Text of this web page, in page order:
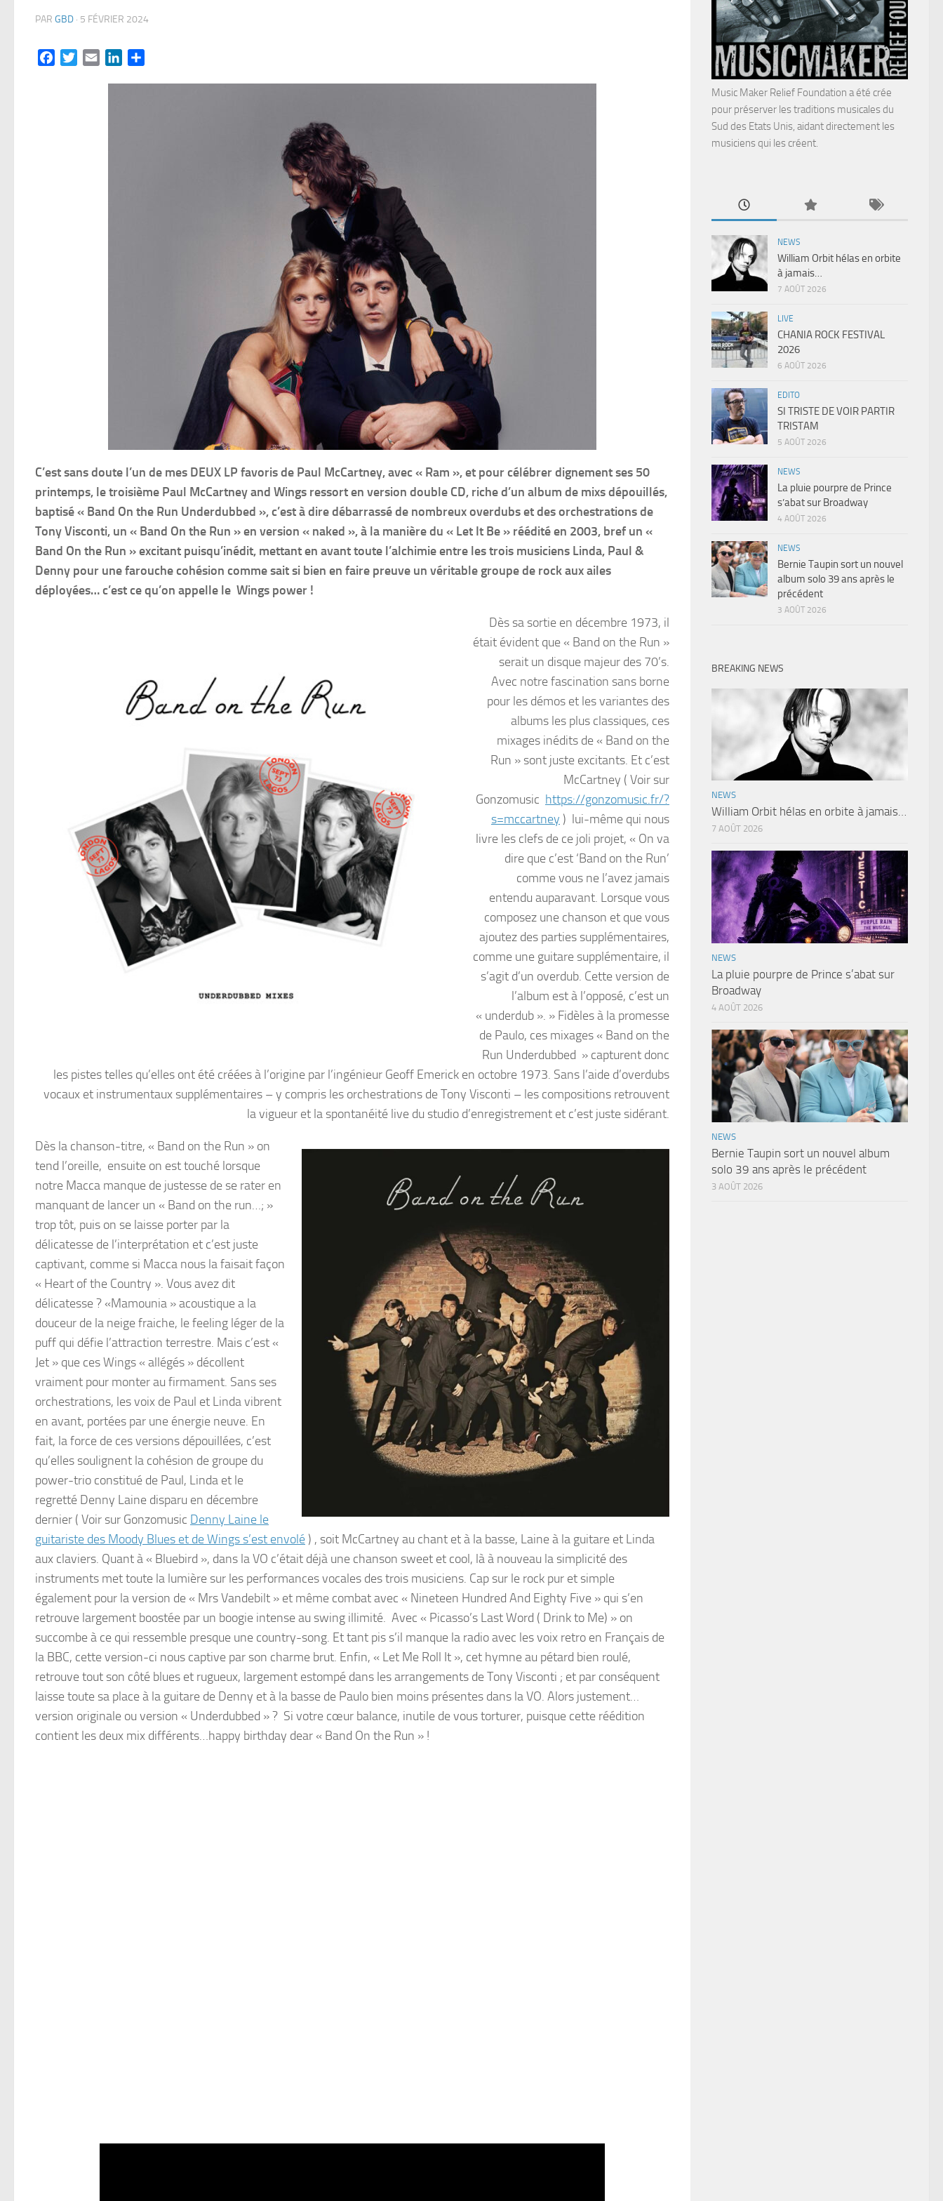
PAR GBD · 5 FÉVRIER 2024
FacebookTwitterEmail LinkedIn
C’est sans doute l’un de mes DEUX LP favoris de Paul McCartney, avec « Ram », et pour célébrer dignement ses 50
printemps, le troisième Paul McCartney and Wings ressort en version double CD, riche d’un album de mixs dépouillés,
baptisé « Band On the Run Underdubbed », c’est à dire débarrassé de nombreux overdubs et des orchestrations de
Tony Visconti, un « Band On the Run » en version « naked », à la manière du « Let It Be » réédité en 2003, bref un «
Band On the Run » excitant puisqu’inédit, mettant en avant toute l’alchimie entre les trois musiciens Linda, Paul &
Denny pour une farouche cohésion comme sait si bien en faire preuve un véritable groupe de rock aux ailes
déployées… c’est ce qu’on appelle le Wings power !
Dès sa sortie en décembre 1973, il
était évident que « Band on the Run »
serait un disque majeur des 70’s.
Avec notre fascination sans borne
pour les démos et les variantes des
albums les plus classiques, ces
mixages inédits de « Band on the
Run » sont juste excitants. Et c’est
McCartney ( Voir sur
Gonzomusic https://gonzomusic.fr/?
s=mccartney ) lui-même qui nous
livre les clefs de ce joli projet, « On va
dire que c’est ‘Band on the Run’
comme vous ne l’avez jamais
entendu auparavant. Lorsque vous
composez une chanson et que vous
ajoutez des parties supplémentaires,
comme une guitare supplémentaire, il
s’agit d’un overdub. Cette version de
l’album est à l’opposé, c’est un
« underdub ». » Fidèles à la promesse
de Paulo, ces mixages « Band on the
Run Underdubbed » capturent donc
les pistes telles qu’elles ont été créées à l’origine par l’ingénieur Geoff Emerick en octobre 1973. Sans l’aide d’overdubs
vocaux et instrumentaux supplémentaires – y compris les orchestrations de Tony Visconti – les compositions retrouvent
la vigueur et la spontanéité live du studio d’enregistrement et c’est juste sidérant.
Dès la chanson-titre, « Band on the Run » on
tend l’oreille, ensuite on est touché lorsque
notre Macca manque de justesse de se rater en
manquant de lancer un « Band on the run…; »
trop tôt, puis on se laisse porter par la
délicatesse de l’interprétation et c’est juste
captivant, comme si Macca nous la faisait façon
« Heart of the Country ». Vous avez dit
délicatesse ? «Mamounia » acoustique a la
douceur de la neige fraiche, le feeling léger de la
puff qui défie l’attraction terrestre. Mais c’est «
Jet » que ces Wings « allégés » décollent
vraiment pour monter au firmament. Sans ses
orchestrations, les voix de Paul et Linda vibrent
en avant, portées par une énergie neuve. En
fait, la force de ces versions dépouillées, c’est
qu’elles soulignent la cohésion de groupe du
power-trio constitué de Paul, Linda et le
regretté Denny Laine disparu en décembre
dernier ( Voir sur Gonzomusic Denny Laine le
guitariste des Moody Blues et de Wings s’est envolé ) , soit McCartney au chant et à la basse, Laine à la guitare et Linda
aux claviers. Quant à « Bluebird », dans la VO c’était déjà une chanson sweet et cool, là à nouveau la simplicité des
instruments met toute la lumière sur les performances vocales des trois musiciens. Cap sur le rock pur et simple
également pour la version de « Mrs Vandebilt » et même combat avec « Nineteen Hundred And Eighty Five » qui s’en
retrouve largement boostée par un boogie intense au swing illimité. Avec « Picasso’s Last Word ( Drink to Me) » on
succombe à ce qui ressemble presque une country-song. Et tant pis s’il manque la radio avec les voix retro en Français de
la BBC, cette version-ci nous captive par son charme brut. Enfin, « Let Me Roll It », cet hymne au pétard bien roulé,
retrouve tout son côté blues et rugueux, largement estompé dans les arrangements de Tony Visconti ; et par conséquent
laisse toute sa place à la guitare de Denny et à la basse de Paulo bien moins présentes dans la VO. Alors justement…
version originale ou version « Underdubbed » ? Si votre cœur balance, inutile de vous torturer, puisque cette réédition
contient les deux mix différents…happy birthday dear « Band On the Run » !
Music Maker Relief Foundation a été crée
pour préserver les traditions musicales du
Sud des Etats Unis, aidant directement les
musiciens qui les créent.
NEWS
William Orbit hélas en orbite
à jamais…
7 AOÛT 2026
LIVE
CHANIA ROCK FESTIVAL
2026
6 AOÛT 2026
EDITO
SI TRISTE DE VOIR PARTIR
TRISTAM
5 AOÛT 2026
NEWS
La pluie pourpre de Prince
s’abat sur Broadway
4 AOÛT 2026
NEWS
Bernie Taupin sort un nouvel
album solo 39 ans après le
précédent
3 AOÛT 2026
BREAKING NEWS
NEWS
William Orbit hélas en orbite à jamais…
7 AOÛT 2026
NEWS
La pluie pourpre de Prince s’abat sur
Broadway
4 AOÛT 2026
NEWS
Bernie Taupin sort un nouvel album
solo 39 ans après le précédent
3 AOÛT 2026